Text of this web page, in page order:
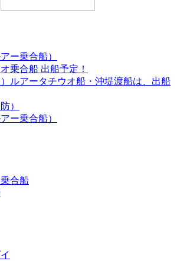
ー乗合船）
乗合船 出船予定！
ルアータチウオ船・沖堤渡船は、出船
）
ー乗合船）
合船